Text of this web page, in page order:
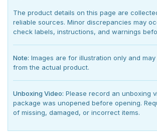
The product details on this page are
reliable sources. Minor discrepancies may
check labels, instructions, and warnings
Note: Images are for illustration only and
from the actual product.
Unboxing Video: Please record an unboxing
package was unopened before opening.
of missing, damaged, or incorrect items.